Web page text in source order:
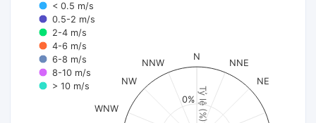
Tỷ lệ (%)
< 0.5 m/s
0.5-2 m/s
2-4 m/s
4-6 m/s
6-8 m/s
8-10 m/s
> 10 m/s
N
NNE
NE
WNW
NW
NNW
0%